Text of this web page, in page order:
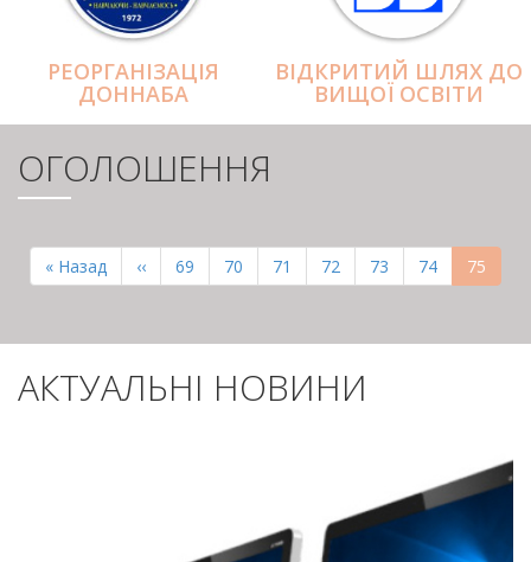
РЕОРГАНІЗАЦІЯ
ДОННАБА
ВІДКРИТИЙ ШЛЯХ ДО
ВИЩОЇ ОСВІТИ
ОГОЛОШЕННЯ
СТОРІНКИ
Перша
сторінка
« Назад
Попередня
сторінка
‹‹ Page
69 Page
70 Page
71 Page
72 Page
73 Page
74 75
АКТУАЛЬНІ НОВИНИ